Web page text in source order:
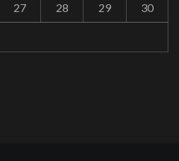
27 28 29 30